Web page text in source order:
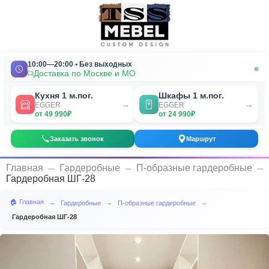
10:00—20:00 • Без выходных
Доставка по Москве и МО
Кухня 1 м.пог.
EGGER
от 49 990₽
→
Шкафы 1 м.пог.
EGGER
от 24 990₽
→
Заказать звонок Маршрут
Главная Гардеробные П-образные гардеробные
Гардеробная ШГ-28
🏠 Главная → Гардеробные → П-образные гардеробные →
Гардеробная ШГ-28